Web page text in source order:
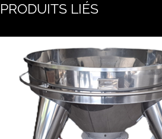
PRODUITS LIÉS